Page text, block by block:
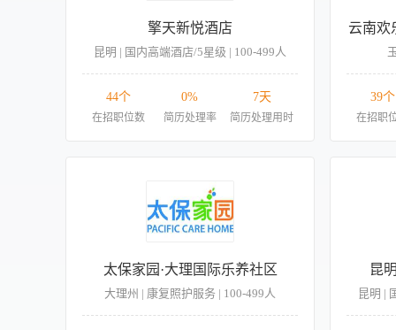
擎天新悦酒店
昆明 | 国内高端酒店/5星级 | 100-499人
44个
在招职位数
0%
简历处理率
7天
简历处理用时
云南欢
39个
在招职
太保家园·大理国际乐养社区
大理州 | 康复照护服务 | 100-499人
昆
昆明 |